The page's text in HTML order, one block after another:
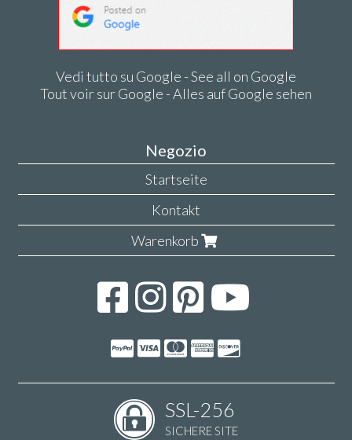
Vedi tutto su Google - See all on Google
Tout voir sur Google - Alles auf Google sehen
Negozio
Startseite
Kontakt
Warenkorb
SSL-256
SICHERE SITE